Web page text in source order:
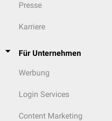
Presse
Karriere
Für Unternehmen
Werbung
Login Services
Content Marketing